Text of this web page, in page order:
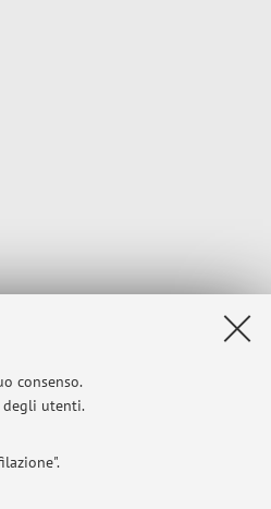
consenso.
degli utenti.